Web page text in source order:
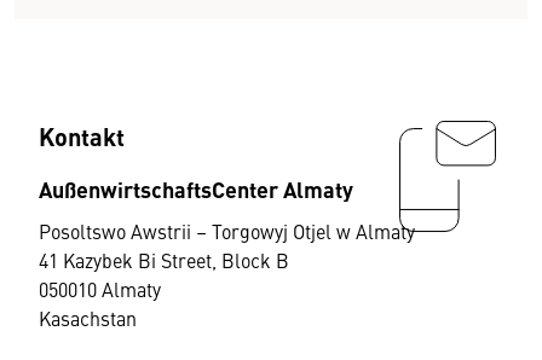
Kontakt
AußenwirtschaftsCenter Almaty
Posoltswo Awstrii – Torgowyj Otjel w Almaty
41 Kazybek Bi Street, Block B
050010 Almaty
Kasachstan